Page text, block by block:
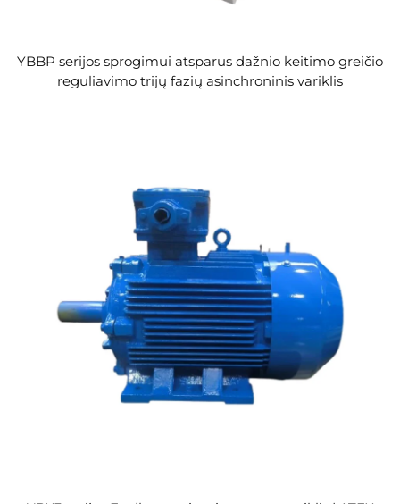
YBBP serijos sprogimui atsparus dažnio keitimo greičio
reguliavimo trijų fazių asinchroninis variklis